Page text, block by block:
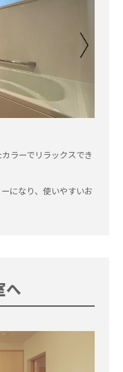
ラーでリラックスでき
になり、使いやすいお
へ